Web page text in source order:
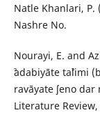
Natle Khanlari, P.
Nashre No.
Nourayi, E. and
ˀadabiyāte taˀlimi
ravāyate ʃeno
Literature Review,